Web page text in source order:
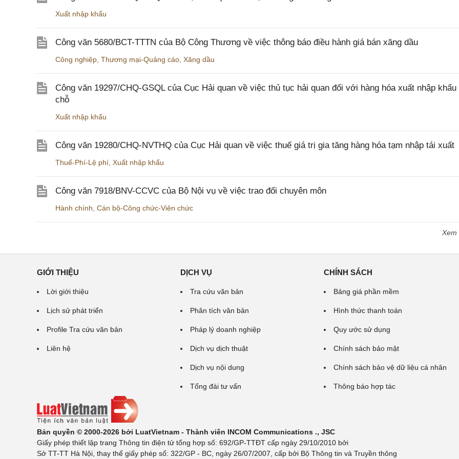
Xuất nhập khẩu
Công văn 5680/BCT-TTTN của Bộ Công Thương về việc thông báo điều hành giá bán xăng dầu
Công nghiệp Thương mại-Quảng cáo Xăng dầu
Công văn 19297/CHQ-GSQL của Cục Hải quan về việc thủ tục hải quan đối với hàng hóa xuất nhập khẩu
chỗ
Xuất nhập khẩu
Công văn 19280/CHQ-NVTHQ của Cục Hải quan về việc thuế giá trị gia tăng hàng hóa tạm nhập tái xuất
Thuế-Phí-Lệ phí Xuất nhập khẩu
Công văn 7918/BNV-CCVC của Bộ Nội vụ về việc trao đổi chuyên môn
Hành chính Cán bộ-Công chức-Viên chức
GIỚI THIỆU
Lời giới thiệu
Lịch sử phát triển
Profile Tra cứu văn bản
Liên hệ
DỊCH VỤ
Tra cứu văn bản
Phân tích văn bản
Pháp lý doanh nghiệp
Dịch vụ dịch thuật
Dịch vụ nội dung
Tổng đài tư vấn
CHÍNH SÁCH
Bảng giá phần mềm
Hình thức thanh toán
Quy ước sử dụng
Chính sách bảo mật
Chính sách bảo vệ dữ liệu cá nhân
Thông báo hợp tác
Bản quyền © 2000-2026 bởi LuatVietnam - Thành viên INCOM Communications ., JSC
Giấy phép thiết lập trang Thông tin điện tử tổng hợp số: 692/GP-TTĐT cấp ngày 29/10/2010 bởi
Sở TT-TT Hà Nội, thay thế giấy phép số: 322/GP - BC, ngày 26/07/2007, cấp bởi Bộ Thông tin và Truyền thông